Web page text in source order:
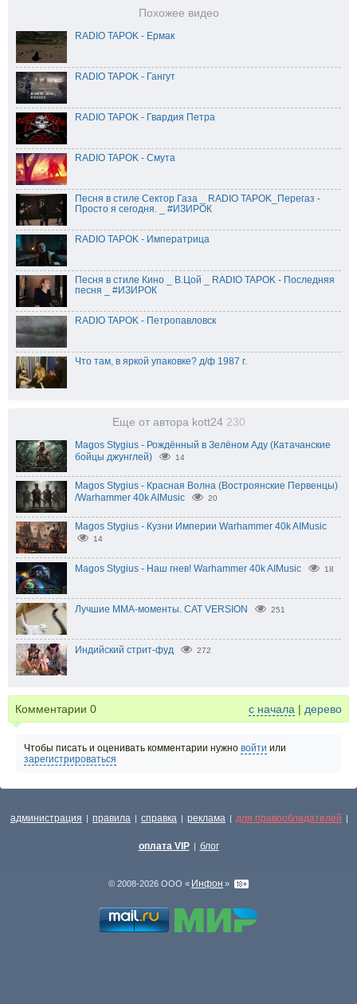
Похожее видео
RADIO TAPOK - Ермак
RADIO TAPOK - Гангут
RADIO TAPOK - Гвардия Петра
RADIO TAPOK - Смута
Песня в стиле Сектор Газа _ RADIO TAPOK_Перегаз -
Просто я сегодня. _ #ИЗИРОК
RADIO TAPOK - Императрица
Песня в стиле Кино _ В.Цой _ RADIO TAPOK - Последняя
песня _ #ИЗИРОК
RADIO TAPOK - Петропавловск
Что там, в яркой упаковке? д/ф 1987 г.
Еще от автора kott24 230
Magos Stygius - Рождённый в Зелёном Аду (Катачанские
бойцы джунглей)
14
Magos Stygius - Красная Волна (Востроянские Первенцы)
/Warhammer 40k AIMusic
20
Magos Stygius - Кузни Империи Warhammer 40k AIMusic
14
Magos Stygius - Наш гнев! Warhammer 40k AIMusic 18
Лучшие ММА-моменты. CAT VERSION 251
Индийский стрит-фуд 272
Комментарии 0 с начала | дерево
Чтобы писать и оценивать комментарии нужно войти или
зарегистрироваться
администрация | правила | справка | реклама | для правообладателей |
оплата VIP | блог
© 2008-2026 ООО « Инфон »